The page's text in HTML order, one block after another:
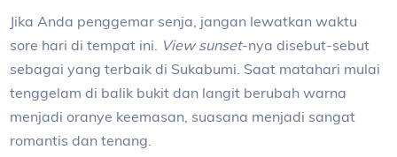
Jika Anda penggemar senja, jangan lewatkan waktu
sore hari di tempat ini. View sunset-nya disebut-sebut
sebagai yang terbaik di Sukabumi. Saat matahari mulai
tenggelam di balik bukit dan langit berubah warna
menjadi oranye keemasan, suasana menjadi sangat
romantis dan tenang.